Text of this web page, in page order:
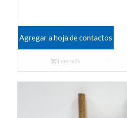
Agregar a hoja de contactos
Leer más